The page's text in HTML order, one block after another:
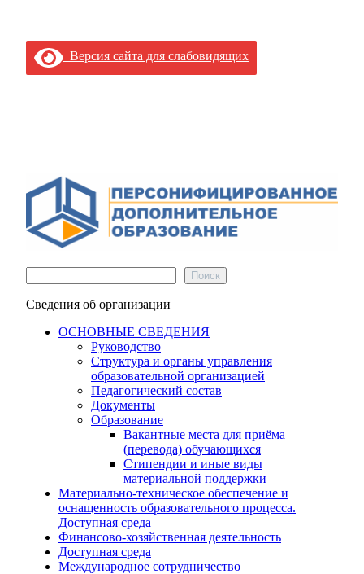
Версия сайта для слабовидящих
Поиск
Сведения об организации
ОСНОВНЫЕ СВЕДЕНИЯ
Руководство
Структура и органы управления
образовательной организацией
Педагогический состав
Документы
Образование
Вакантные места для приёма
(перевода) обучающихся
Стипендии и иные виды
материальной поддержки
Материально-техническое обеспечение и
оснащенность образовательного процесса.
Доступная среда
Финансово-хозяйственная деятельность
Доступная среда
Международное сотрудничество